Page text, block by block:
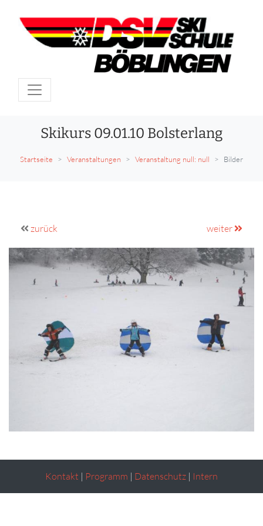
Skikurs 09.01.10 Bolsterlang
Startseite Veranstaltungen Veranstaltung null: null Bilder
zurück weiter
Kontakt | Programm | Datenschutz | Intern